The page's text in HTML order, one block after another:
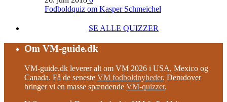
Fodboldquiz om Kasper Schmeichel
SE ALLE QUIZZER
Om VM-guide.dk
VM-guide.dk leverer alt om VM 2026 i USA, Mexico og
Canada. Få de seneste VM fodboldnyheder. Derudover
bringer vi en masse spændende VM-quizzer.